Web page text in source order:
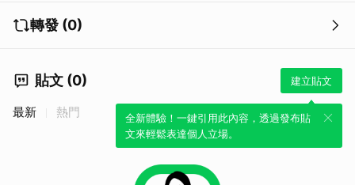
轉發 (0)
貼文 (0) 建立貼文
全新體驗！一鍵引用此內容，透過發布貼
文來輕鬆表達個人立場。
最新 熱門